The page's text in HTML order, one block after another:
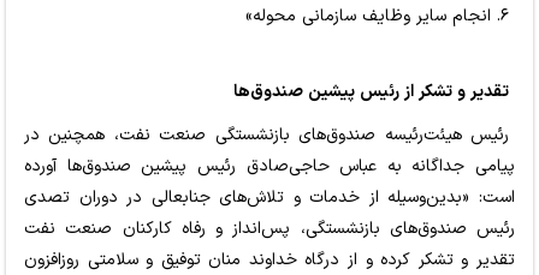
تقدیر و تشکر از رئیس پیشین صندوق‌ها
رئیس هیئت‌رئیسه صندوق‌های بازنشستگی صنعت نفت، همچنین در
پیامی جداگانه به عباس حاجی‌صادق رئیس پیشین صندوق‌ها آورده
است: «بدین‌وسیله از خدمات و تلاش‌های جنابعالی در دوران تصدی
رئیس صندوق‌های بازنشستگی، پس‌انداز و رفاه کارکنان صنعت نفت
تقدیر و تشکر کرده و از درگاه خداوند منان توفیق و سلامتی روزافزون